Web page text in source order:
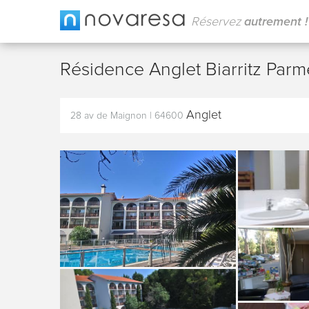
Réservezautrement !
Résidence Anglet Biarritz
28 av de Maignon 64600 Anglet